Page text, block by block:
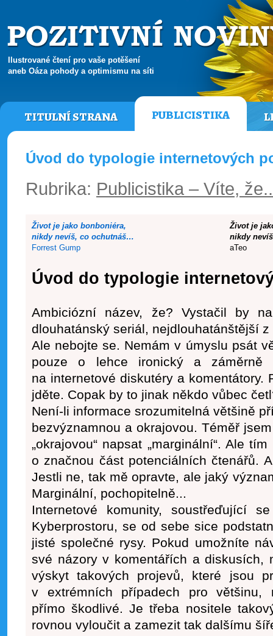
Ilustrované čtení pro vaše potěšení
aneb Oáza pohody a optimismu na síti
TITULNÍ STRANA PUBLICISTIKA
Úvod do typologie internetových
Rubrika: Publicistika – Víte,
Život je jako bonboniéra,
nikdy nevíš, co ochutnáš…
Forrest Gump
Život je
nikdy
aTeo
Úvod do typologie
Ambiciózní název, že? Vystačil by
dlouhatánský seriál, nejdlouhatánštější
Ale nebojte se. Nemám v úmyslu psát
pouze o lehce ironický a záměrně
na internetové diskutéry a komentátory.
jděte. Copak by to jinak někdo vůbec
Není-li informace srozumitelná většině
bezvýznamnou a okrajovou. Téměř
„okrajovou“ napsat „marginální“. Ale
o značnou část potenciálních čtenářů.
Jestli ne, tak mě opravte, ale jaký
Marginální, pochopitelně...
Internetové komunity, soustřeďující
Kyberprostoru, se od sebe sice
jisté společné rysy. Pokud umožníte
své názory v komentářích a diskusích,
výskyt takových projevů, které jsou
v extrémních případech pro většinu,
přímo škodlivé. Je třeba nositele
rovnou vyloučit a zamezit tak dalšímu